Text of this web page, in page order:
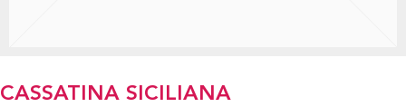
CASSATINA SICILIANA